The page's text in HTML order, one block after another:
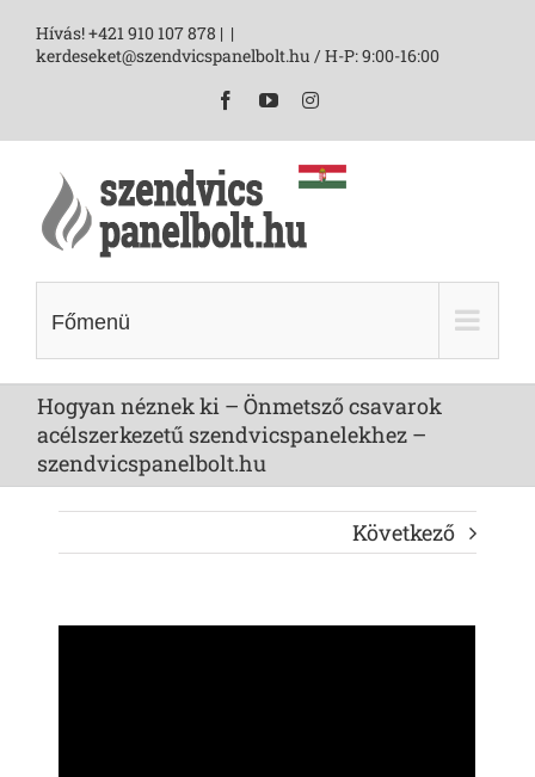
Hívás! +421 910 107 878 | |
kerdeseket@szendvicspanelbolt.hu / H-P: 9:00-16:00
FacebookYouTubeInstagram
Főmenü
Hogyan néznek ki – Önmetsző csavarok
acélszerkezetű szendvicspanelekhez –
szendvicspanelbolt.hu
Következő